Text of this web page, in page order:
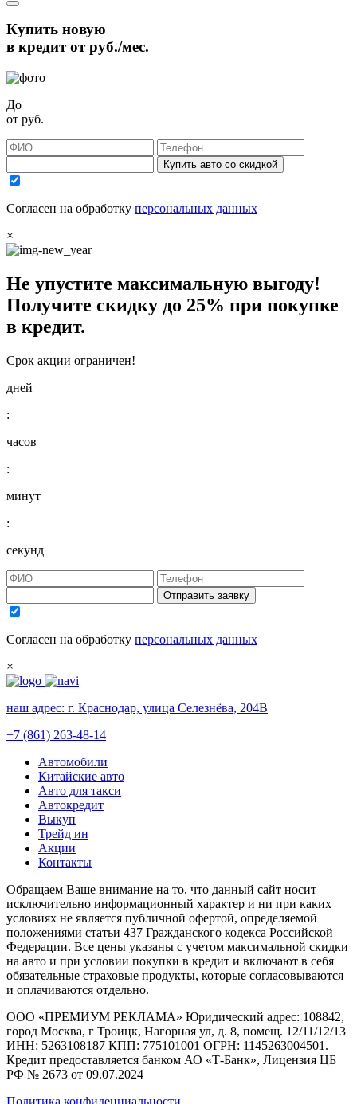
Купить новую
в кредит отруб./мес.
До
от руб.
Купить авто со скидкой
Согласен на обработку персональных данных
×
Не упустите максимальную выгоду!
Получите скидку до 25% при покупке
в кредит.
Срок акции ограничен!
дней
:
часов
:
минут
:
секунд
Отправить заявку
Согласен на обработку персональных данных
×
наш адрес: г. Краснодар, улица Селезнёва, 204В
+7 (861) 263-48-14
Автомобили
Китайские авто
Авто для такси
Автокредит
Выкуп
Трейд ин
Акции
Контакты
Обращаем Ваше внимание на то, что данный сайт носит
исключительно информационный характер и ни при каких
условиях не является публичной офертой, определяемой
положениями статьи 437 Гражданского кодекса Российской
Федерации. Все цены указаны с учетом максимальной скидки
на авто и при условии покупки в кредит и включают в себя
обязательные страховые продукты, которые согласовываются
и оплачиваются отдельно.
ООО «ПРЕМИУМ РЕКЛАМА» Юридический адрес: 108842,
город Москва, г Троицк, Нагорная ул, д. 8, помещ. 12/11/12/13
ИНН: 5263108187 КПП: 775101001 ОГРН: 1145263004501.
Кредит предоставляется банком АО «Т-Банк», Лицензия ЦБ
РФ № 2673 от 09.07.2024
Политика конфиденциальности.